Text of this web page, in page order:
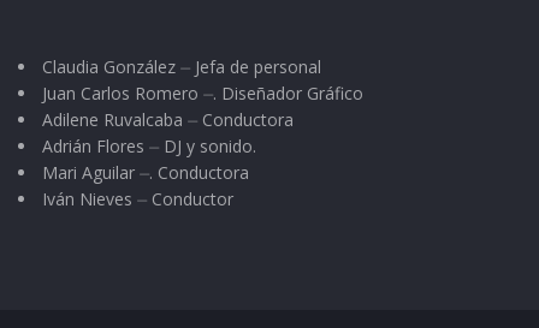
demás premios a los ganadores de los tres
primeros lugares, así como al campeón
goleador, Juan Carlos Michel.
Claudia González ⏤ Jefa de personal
Juan Carlos Romero ⏤. Diseñador Gráfico
Adilene Ruvalcaba ⏤ Conductora
Adrián Flores ⏤ DJ y sonido.
Mari Aguilar ⏤. Conductora
Iván Nieves ⏤ Conductor